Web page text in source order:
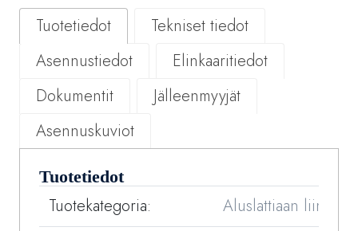
Tuotetiedot
Tekniset tiedot
Asennustiedot
Elinkaaritiedot
Dokumentit
Jälleenmyyjät
Asennuskuviot
Tuotetiedot
Tuotekategoria:
Aluslattiaan